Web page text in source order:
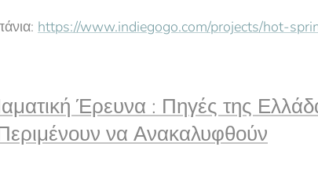
https://www.indiegogo.com/projects/hot-
Έρευνα : Πηγές της
να Ανακαλυφθούν